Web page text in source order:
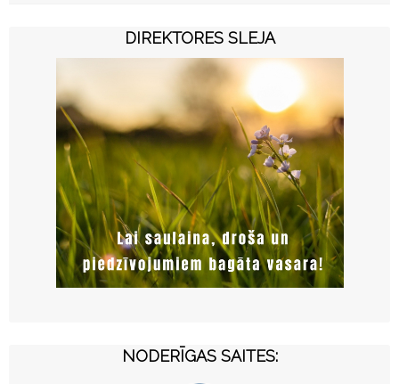
DIREKTORES SLEJA
NODERĪGAS SAITES: